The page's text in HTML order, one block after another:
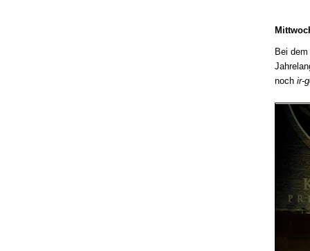
Bei
noch ir-